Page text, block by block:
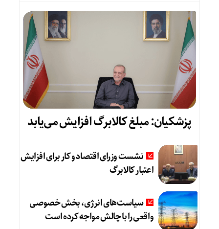
پزشکیان: مبلغ کالابرگ افزایش می‌یابد
نشست وزرای اقتصاد و کار برای افزایش
اعتبار کالابرگ
سیاست‌های انرژی، بخش خصوصی
واقعی را با چالش مواجه کرده است